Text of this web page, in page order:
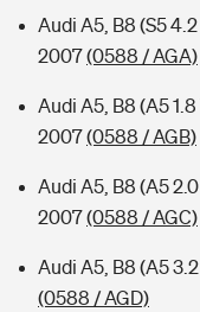
Wer versichert was:
Sie haben Fragen?
Zur Übersicht
Tools
Kinderunfall-Check:
Rentenrechner: Wie
Audi A5, B8 (S5
2007(0588 / AGA)
Audi A5, B8 (A5
2007(0588 / AGB)
Audi A5, B8 (A5
2007(0588 / AGC)
Audi A5, B8 (A5
(0588 / AGD)